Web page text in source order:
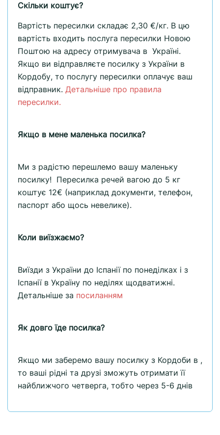
Скільки коштує?
Вартість пересилки складає 2,30 €/кг. В цю
вартість входить послуга пересилки Новою
Поштою на адресу отримувача в Україні.
Якщо ви відправляєте посилку з України в
Кордобу, то послугу пересилки оплачує ваш
відправник. Детальніше про правила
пересилки.
Якщо в мене маленька посилка?
Ми з радістю перешлемо вашу маленьку
посилку! Пересилка речей вагою до 5 кг
коштує 12€ (наприклад документи, телефон,
паспорт або щось невелике).
Коли виїзжаємо?
Виїзди з України до Іспанії по понеділках і з
Іспанії в Україну по неділях щодватижні.
Детальніше за посиланням
Як довго їде посилка?
Якщо ми заберемо вашу посилку з Кордоби в ,
то ваші рідні та друзі зможуть отримати її
найближчого четверга, тобто через 5-6 днів